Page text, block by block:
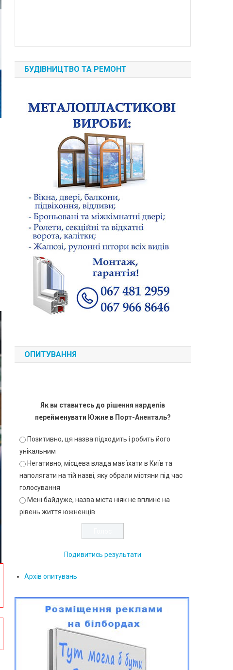
БУДІВНИЦТВО ТА РЕМОНТ
ОПИТУВАННЯ
Як ви ставитесь до рішення нардепів
перейменувати Южне в Порт-Аненталь?
Позитивно, ця назва підходить і робить його
унікальним
Негативно, місцева влада має їхати в Київ та
наполягати на тій назві, яку обрали містяни під час
голосування
Мені байдуже, назва міста ніяк не вплине на
рівень життя южненців
Подивитись результати
Архів опитувань